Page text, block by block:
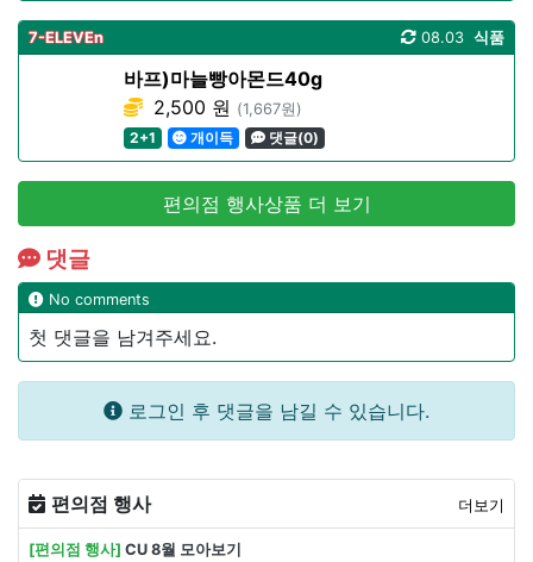
7-ELEVEn 식품
08.03
바프)마늘빵아몬드40g
2,500 원 (1,667원)
2+1
개이득 댓글(0)
편의점 행사상품 더 보기
댓글
No comments
첫 댓글을 남겨주세요.
로그인 후 댓글을 남길 수 있습니다.
편의점 행사 더보기
[편의점 행사] CU 8월 모아보기